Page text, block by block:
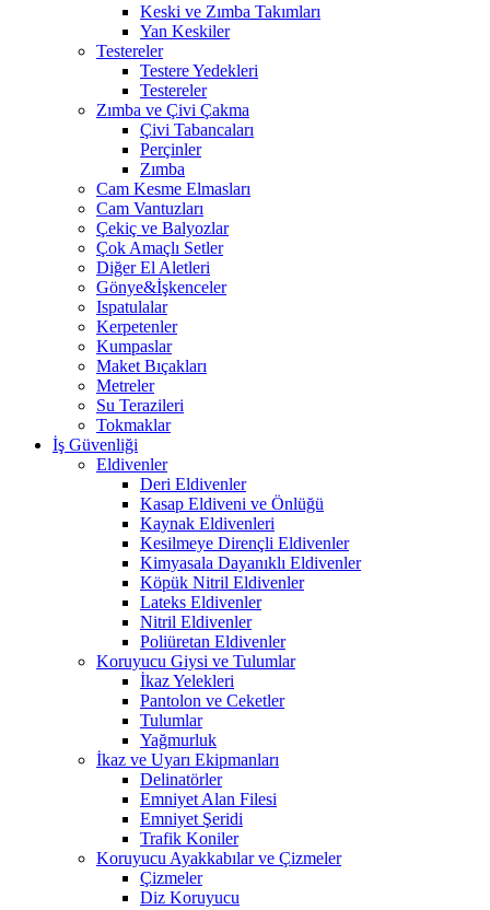
Keski ve Zımba Takımları
Yan Keskiler
Testereler
Testere Yedekleri
Testereler
Zımba ve Çivi Çakma
Çivi Tabancaları
Perçinler
Zımba
Cam Kesme Elmasları
Cam Vantuzları
Çekiç ve Balyozlar
Çok Amaçlı Setler
Diğer El Aletleri
Gönye&İşkenceler
Ispatulalar
Kerpetenler
Kumpaslar
Maket Bıçakları
Metreler
Su Terazileri
Tokmaklar
İş Güvenliği
Eldivenler
Deri Eldivenler
Kasap Eldiveni ve Önlüğü
Kaynak Eldivenleri
Kesilmeye Dirençli Eldivenler
Kimyasala Dayanıklı Eldivenler
Köpük Nitril Eldivenler
Lateks Eldivenler
Nitril Eldivenler
Poliüretan Eldivenler
Koruyucu Giysi ve Tulumlar
İkaz Yelekleri
Pantolon ve Ceketler
Tulumlar
Yağmurluk
İkaz ve Uyarı Ekipmanları
Delinatörler
Emniyet Alan Filesi
Emniyet Şeridi
Trafik Koniler
Koruyucu Ayakkabılar ve Çizmeler
Çizmeler
Diz Koruyucu